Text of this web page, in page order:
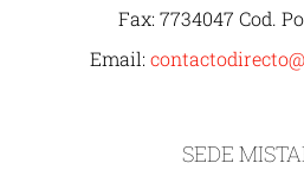
Fax: 7734047 Cod.
Email:
SEDE